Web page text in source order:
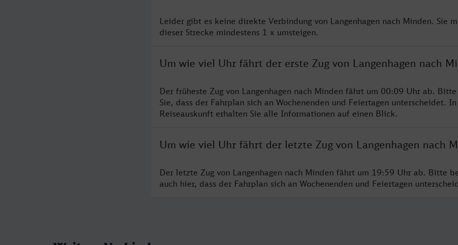
Leider gibt es keine direkte Verbindung von Langenhagen nach Minden. Sie
dieser Strecke mindestens 1 x umsteigen.
Um wie viel Uhr fährt der erste Zug von Langenhagen nach
Der früheste Zug von Langenhagen nach Minden fährt um 00:09 Uhr ab.
Sie, dass der Fahrplan sich an Wochenenden und Feiertagen unterscheidet.
Reiseauskunft erhalten Sie alle Informationen auf einen Blick.
Um wie viel Uhr fährt der letzte Zug von Langenhagen nach
Der letzte Zug von Langenhagen nach Minden fährt um 19:59 Uhr ab. Bitte
auch hier, dass der Fahrplan sich an Wochenenden und Feiertagen